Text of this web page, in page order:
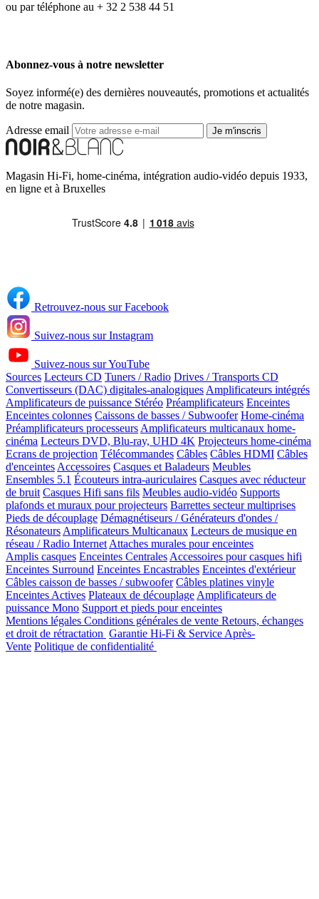
ou par téléphone au + 32 2 538 44 51
Abonnez-vous à notre newsletter
Soyez informé(e) des dernières nouveautés, promotions et actualités
de notre magasin.
Adresse email Je m'inscris
Magasin Hi-Fi, home-cinéma, intégration audio-vidéo depuis 1933,
en ligne et à Bruxelles
Retrouvez-nous sur Facebook
Suivez-nous sur Instagram
Suivez-nous sur YouTube
Sources Lecteurs CD Tuners / Radio Drives / Transports CD
Convertisseurs (DAC) digitales-analogiques Amplificateurs intégrés
Amplificateurs de puissance Stéréo Préamplificateurs Enceintes
Enceintes colonnes Caissons de basses / Subwoofer Home-cinéma
Préamplificateurs processeurs Amplificateurs multicanaux home-
cinéma Lecteurs DVD, Blu-ray, UHD 4K Projecteurs home-cinéma
Ecrans de projection Télécommandes Câbles Câbles HDMI Câbles
d'enceintes Accessoires Casques et Baladeurs Meubles
Ensembles 5.1 Écouteurs intra-auriculaires Casques avec réducteur
de bruit Casques Hifi sans fils Meubles audio-vidéo Supports
plafonds et muraux pour projecteurs Barrettes secteur multiprises
Pieds de découplage Démagnétiseurs / Générateurs d'ondes /
Résonateurs Amplificateurs Multicanaux Lecteurs de musique en
réseau / Radio Internet Attaches murales pour enceintes
Amplis casques Enceintes Centrales Accessoires pour casques hifi
Enceintes Surround Enceintes Encastrables Enceintes d'extérieur
Câbles caisson de basses / subwoofer Câbles platines vinyle
Enceintes Actives Plateaux de découplage Amplificateurs de
puissance Mono Support et pieds pour enceintes
Mentions légales Conditions générales de vente Retours, échanges
et droit de rétractation Garantie Hi-Fi & Service Après-
Vente Politique de confidentialité